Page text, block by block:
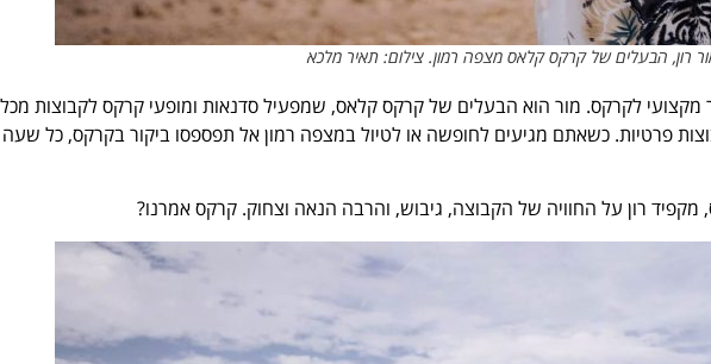
רון, הבעלים של קרקס קלאס מצפה רמון. צילום: תאיר מלכא
מקצועי לקרקס. מור הוא הבעלים של קרקס קלאס, שמפעיל סדנאות ומופעי קרקס לקבוצות מכל
פרטיות. כשאתם מגיעים לחופשה או לטיול במצפה רמון אל תפספסו ביקור בקרקס, כל
רון על החוויה של הקבוצה, גיבוש, והרבה הנאה וצחוק. קרקס אמרנו?